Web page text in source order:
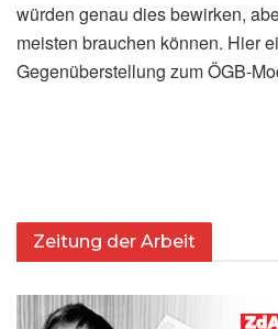
würden genau dies bewirken,
meisten brauchen können. Hier
Gegenüberstellung zum ÖGB-
Zeitung der Arbeit